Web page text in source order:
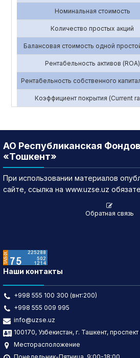
Номинальная стоимость
Количество простых акций
Балансовая стоимость одной
Рентабельность активов (ROA)
Рентабельность собственного
Коэффициент покрытия (Current
АО Республиканская
«Тошкент»
При использовании материалов
сайте, ссылка на www.uzse.uz
Обратная связь
Наши контакты
+998 555 100 300 (внт:200)
+998 555 009 995
info@uzse.uz
100170, Узбекистан, г. Ташкент,
Месторасположение